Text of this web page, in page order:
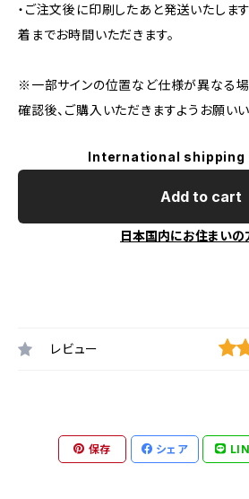
・ご注文後に印刷したあと発送いたしま
着までお時間いただきます。
※一部サインの位置など仕様が異なる場
確認後、ご購入いただきますようお願いい
International shipping
Add to cart
日本国内にお住まいの
レビュー
保存 シェア